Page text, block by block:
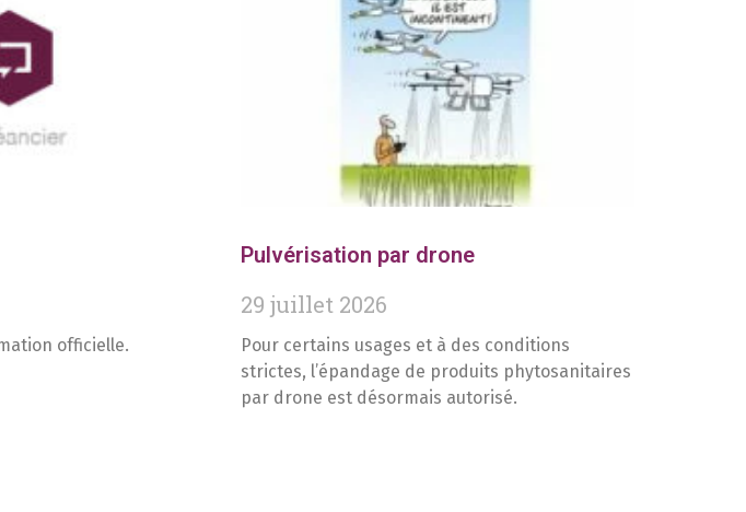
officielle.
Pulvérisation par drone
29 juillet 2026
Pour certains usages et à des conditions
strictes, l’épandage de produits phytosanitaires
par drone est désormais autorisé.